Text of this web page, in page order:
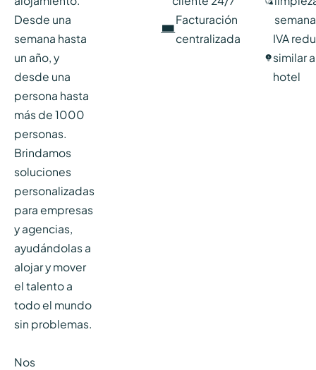
Desde una
semana hasta
un año, y
desde una
persona hasta
más de 1000
personas.
Brindamos
soluciones
personalizadas
para empresas
y agencias,
ayudándolas a
alojar y mover
el talento a
todo el mundo
sin problemas.
Nos
Facturación
centralizada
IVA
similar
hotel